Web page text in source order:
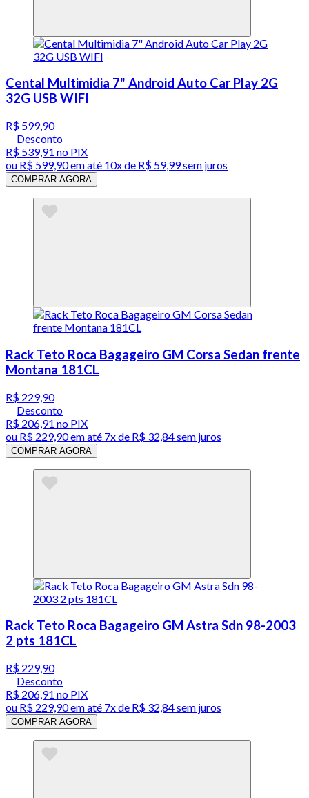
Cental Multimidia 7" Android Auto Car Play 2G
32G USB WIFI
R$ 599,90
Desconto
R$ 539,91 no PIX
ou R$ 599,90em até 10x de R$ 59,99 sem juros
COMPRAR AGORA
Rack Teto Roca Bagageiro GM Corsa Sedan frente
Montana 181CL
R$ 229,90
Desconto
R$ 206,91 no PIX
ou R$ 229,90em até 7x de R$ 32,84 sem juros
COMPRAR AGORA
Rack Teto Roca Bagageiro GM Astra Sdn 98-2003
2 pts 181CL
R$ 229,90
Desconto
R$ 206,91 no PIX
ou R$ 229,90em até 7x de R$ 32,84 sem juros
COMPRAR AGORA